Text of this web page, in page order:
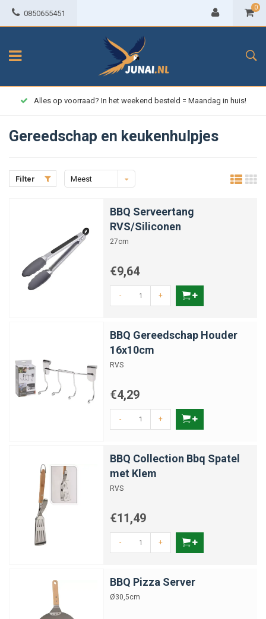
0850655451
0
Alles op voorraad? In het weekend besteld = Maandag in huis!
Gereedschap en keukenhulpjes
Filter
Meest
BBQ Serveertang
RVS/Siliconen
27cm
€9,64
- +
BBQ Gereedschap Houder
16x10cm
RVS
€4,29
- +
BBQ Collection Bbq Spatel
met Klem
RVS
€11,49
- +
BBQ Pizza Server
Ø30,5cm